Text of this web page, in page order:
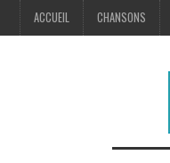
ACCUEIL CHANSONS